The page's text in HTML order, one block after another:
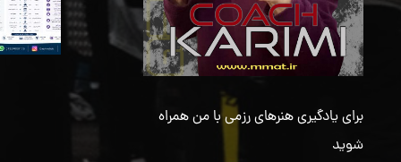
برای یادگیری هنرهای رزمی با من همراه
شوید